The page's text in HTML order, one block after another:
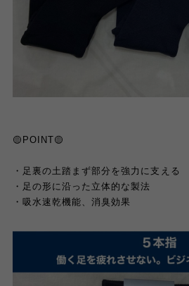
🟡POINT🟡
・足裏の土踏まず部分を強力に支える
・足の形に沿った立体的な製法
・吸水速乾機能、消臭効果